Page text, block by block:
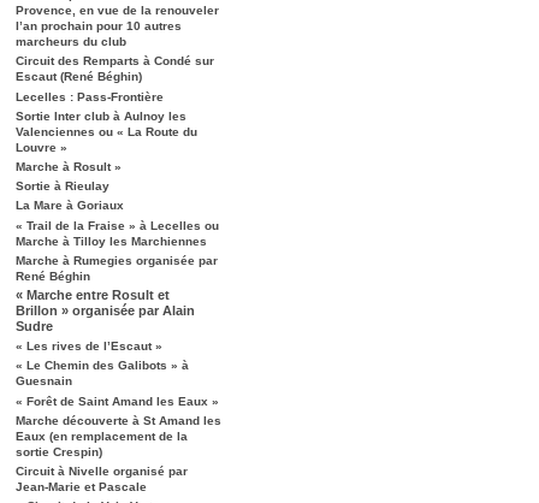
Provence, en vue de la renouveler
l’an prochain pour 10 autres
marcheurs du club
Circuit des Remparts à Condé sur
Escaut (René Béghin)
Lecelles : Pass-Frontière
Sortie Inter club à Aulnoy les
Valenciennes ou « La Route du
Louvre »
Marche à Rosult »
Sortie à Rieulay
La Mare à Goriaux
« Trail de la Fraise » à Lecelles ou
Marche à Tilloy les Marchiennes
Marche à Rumegies organisée par
René Béghin
« Marche entre Rosult et
Brillon » organisée par Alain
Sudre
« Les rives de l’Escaut »
« Le Chemin des Galibots » à
Guesnain
« Forêt de Saint Amand les Eaux »
Marche découverte à St Amand les
Eaux (en remplacement de la
sortie Crespin)
Circuit à Nivelle organisé par
Jean-Marie et Pascale